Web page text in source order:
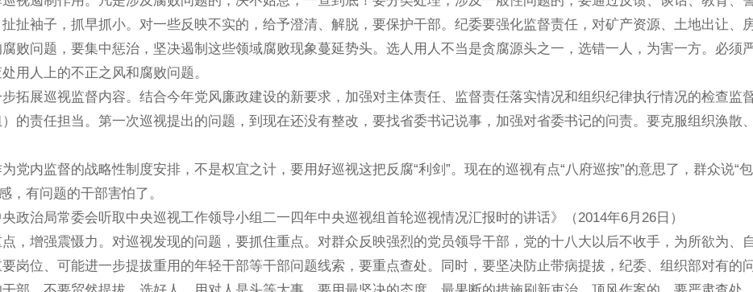
扯袖子，抓早抓小。对一些反映不实的，给予澄清、解脱，要保护干部。纪委要强化监督责任，对矿产资源、土地出让、
败问题，要集中惩治，坚决遏制这些领域腐败现象蔓延势头。选人用人不当是贪腐源头之一，选错一人，为害一方。必须
用人上的不正之风和腐败问题。
展巡视监督内容。结合今年党风廉政建设的新要求，加强对主体责任、监督责任落实情况和组织纪律执行情况的检查监
的责任担当。第一次巡视提出的问题，到现在还没有整改，要找省委书记说事，加强对省委书记的问责。要克服组织涣散
内监督的战略性制度安排，不是权宜之计，要用好巡视这把反腐“利剑”。现在的巡视有点“八府巡按”的意思了，群众说“
，有问题的干部害怕了。
治局常委会听取中央巡视工作领导小组二一四年中央巡视组首轮巡视情况汇报时的讲话》（2014年6月26日）
增强震慑力。对巡视发现的问题，要抓住重点。对群众反映强烈的党员领导干部，党的十八大以后不收手，为所欲为、
岗位、可能进一步提拔重用的年轻干部等干部问题线索，要重点查处。同时，要坚决防止带病提拔，纪委、组织部对有的